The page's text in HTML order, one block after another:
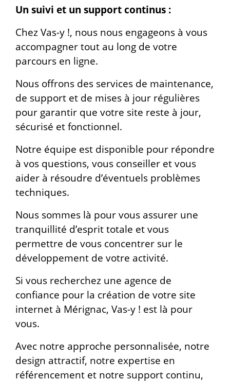
Un suivi et un support continus :
Chez Vas-y !, nous nous engageons à vous
accompagner tout au long de votre
parcours en ligne.
Nous offrons des services de maintenance,
de support et de mises à jour régulières
pour garantir que votre site reste à jour,
sécurisé et fonctionnel.
Notre équipe est disponible pour répondre
à vos questions, vous conseiller et vous
aider à résoudre d’éventuels problèmes
techniques.
Nous sommes là pour vous assurer une
tranquillité d’esprit totale et vous
permettre de vous concentrer sur le
développement de votre activité.
Si vous recherchez une agence de
confiance pour la création de votre site
internet à Mérignac, Vas-y ! est là pour
vous.
Avec notre approche personnalisée, notre
design attractif, notre expertise en
référencement et notre support continu,